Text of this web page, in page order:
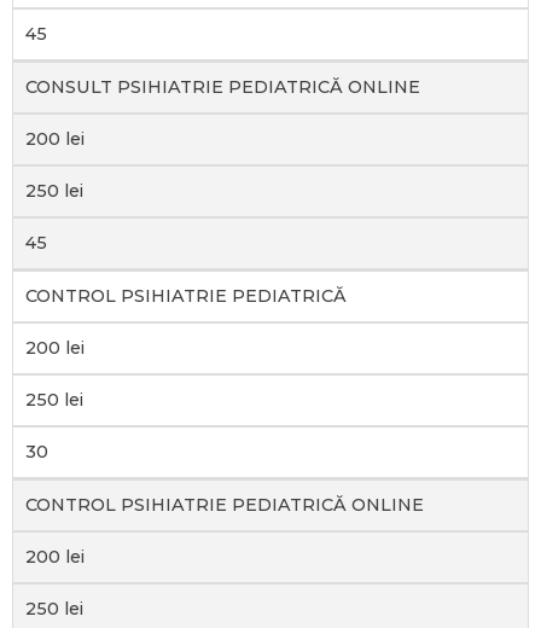
45
CONSULT PSIHIATRIE PEDIATRICĂ ONLINE
200 lei
250 lei
45
CONTROL PSIHIATRIE PEDIATRICĂ
200 lei
250 lei
30
CONTROL PSIHIATRIE PEDIATRICĂ ONLINE
200 lei
250 lei